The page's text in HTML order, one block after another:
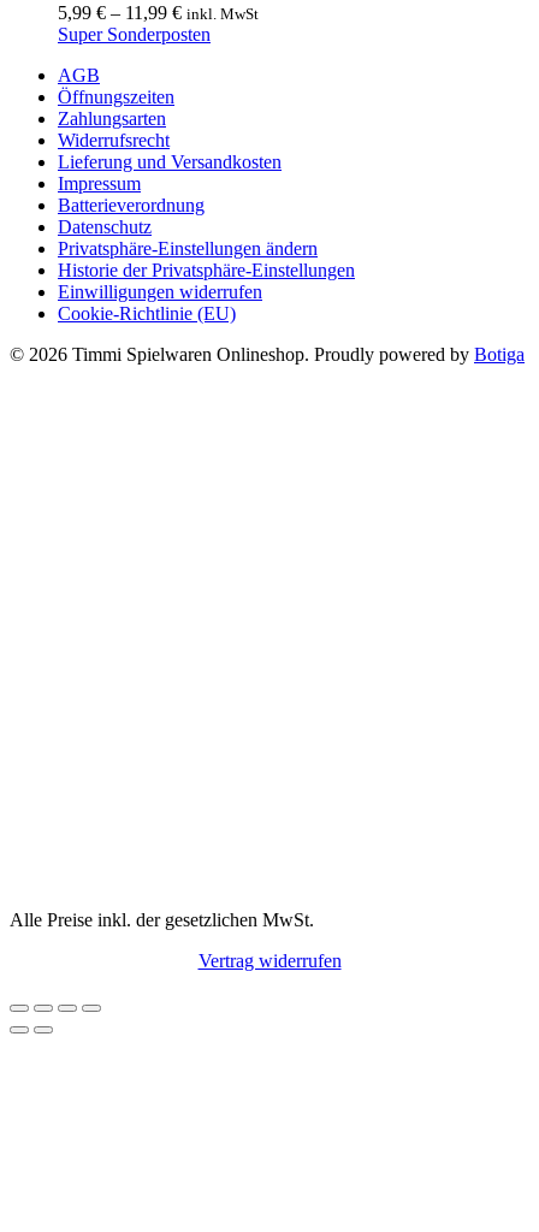
Optionen
können
Produktseite
gewählt
werden
5,99 € – 11,99 € inkl. MwSt
Super Sonderposten
AGB
Öffnungszeiten
Zahlungsarten
Widerrufsrecht
Lieferung und Versandkosten
Impressum
Batterieverordnung
Datenschutz
Privatsphäre-Einstellungen ändern
Historie der Privatsphäre-Einstellungen
Einwilligungen widerrufen
Cookie-Richtlinie (EU)
© 2026 Timmi Spielwaren Onlineshop. Proudly powered by Botiga
Alle Preise inkl. der gesetzlichen MwSt.
Vertrag widerrufen